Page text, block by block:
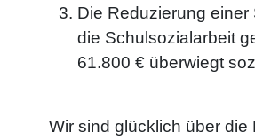
Die Reduzierung
die Schulsozialarbeit
61.800 € überwiegt
Wir sind glücklich über